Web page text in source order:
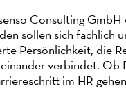
Consulting GmbH
sollen sich fachlich
Persönlichkeit, die
verbindet. Ob
im HR